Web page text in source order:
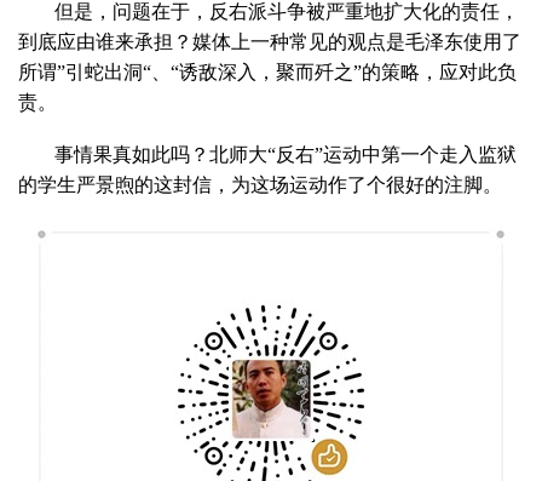
但是，问题在于，反右派斗争被严重地扩大化的责任，
到底应由谁来承担？媒体上一种常见的观点是毛泽东使用了
所谓”引蛇出洞“、“诱敌深入，聚而歼之”的策略，应对此负
责。
事情果真如此吗？北师大“反右”运动中第一个走入监狱
的学生严景煦的这封信，为这场运动作了个很好的注脚。